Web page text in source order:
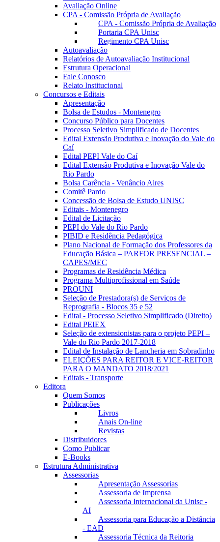
Avaliação Online
CPA - Comissão Própria de Avaliação
CPA - Comissão Própria de Avaliação
Portaria CPA Unisc
Regimento CPA Unisc
Autoavaliação
Relatórios de Autoavaliação Institucional
Estrutura Operacional
Fale Conosco
Relato Institucional
Concursos e Editais
Apresentação
Bolsa de Estudos - Montenegro
Concurso Público para Docentes
Processo Seletivo Simplificado de Docentes
Edital Extensão Produtiva e Inovação do Vale do
Caí
Edital PEPI Vale do Caí
Edital Extensão Produtiva e Inovação Vale do
Rio Pardo
Bolsa Carência - Venâncio Aires
Comitê Pardo
Concessão de Bolsa de Estudo UNISC
Editais - Montenegro
Edital de Licitação
PEPI do Vale do Rio Pardo
PIBID e Residência Pedagógica
Plano Nacional de Formação dos Professores da
Educação Básica – PARFOR PRESENCIAL –
CAPES/MEC
Programas de Residência Médica
Programa Multiprofissional em Saúde
PROUNI
Seleção de Prestadora(s) de Serviços de
Reprografia - Blocos 35 e 52
Edital - Processo Seletivo Simplificado (Direito)
Edital PEIEX
Seleção de extensionistas para o projeto PEPI –
Vale do Rio Pardo 2017-2018
Edital de Instalação de Lancheria em Sobradinho
ELEIÇÕES PARA REITOR E VICE-REITOR
PARA O MANDATO 2018/2021
Editais - Transporte
Editora
Quem Somos
Publicações
Livros
Anais On-line
Revistas
Distribuidores
Como Publicar
E-Books
Estrutura Administrativa
Assessorias
Apresentação Assessorias
Assessoria de Imprensa
Assessoria Internacional da Unisc -
AI
Assessoria para Educação a Distância
- EAD
Assessoria Técnica da Reitoria